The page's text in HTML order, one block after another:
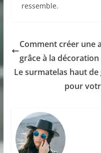
ressemble.
Comment créer une
grâce à la
Le surmatelas haut
pour